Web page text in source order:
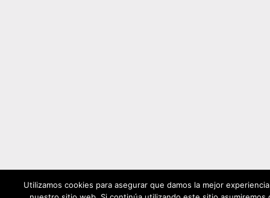
Utilizamos cookies para asegurar que damos la mejor